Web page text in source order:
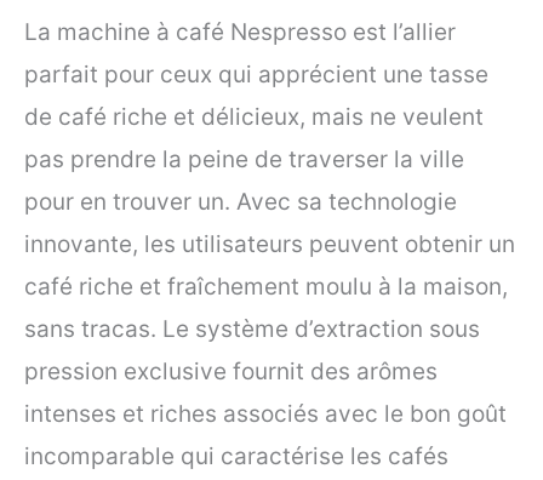
La machine à café Nespresso est l’allier
parfait pour ceux qui apprécient une tasse
de café riche et délicieux, mais ne veulent
pas prendre la peine de traverser la ville
pour en trouver un. Avec sa technologie
innovante, les utilisateurs peuvent obtenir un
café riche et fraîchement moulu à la maison,
sans tracas. Le système d’extraction sous
pression exclusive fournit des arômes
intenses et riches associés avec le bon goût
incomparable qui caractérise les cafés